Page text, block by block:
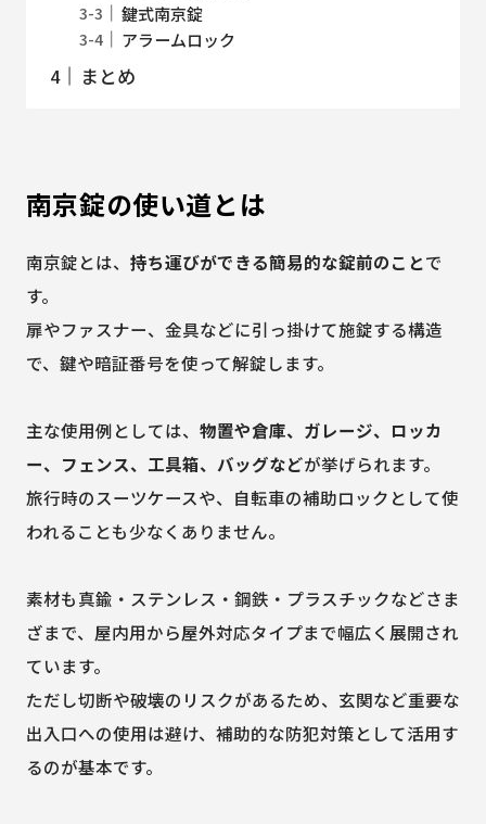
鍵式南京錠
アラームロック
まとめ
南京錠の使い道とは
南京錠とは、 持ち運びができる簡易的な錠前のことで
す。
扉やファスナー、金具などに引っ掛けて施錠する構造
で、鍵や暗証番号を使って解錠します。
主な使用例としては、 物置や倉庫、ガレージ、ロッカ
ー、フェンス、工具箱、バッグなどが挙げられます。
旅行時のスーツケースや、自転車の補助ロックとして使
われることも少なくありません。
素材も真鍮・ステンレス・鋼鉄・プラスチックなどさま
ざまで、屋内用から屋外対応タイプまで幅広く展開され
ています。
ただし切断や破壊のリスクがあるため、玄関など重要な
出入口への使用は避け、補助的な防犯対策として活用す
るのが基本です。